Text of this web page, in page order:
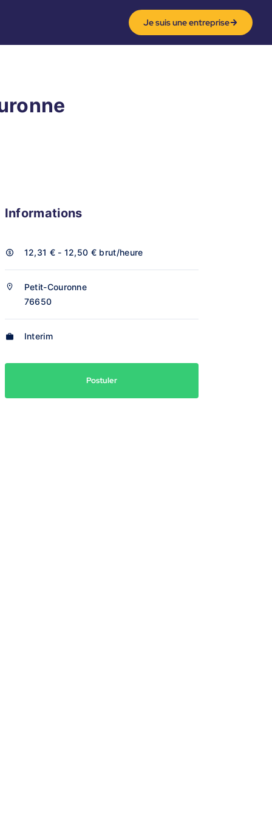
Je suis une entreprise
Informations
12,31 € - 12,50 € brut/heure
Petit-Couronne
76650
Interim
Postuler